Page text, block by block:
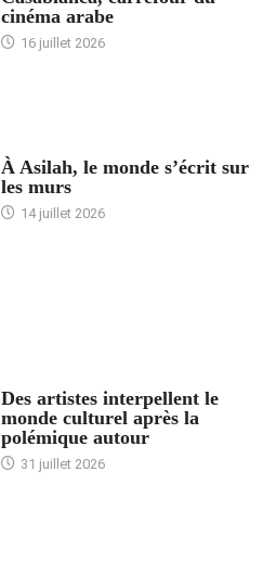
cinéma arabe
16 juillet 2026
À Asilah, le monde s’écrit sur
les murs
14 juillet 2026
Des artistes interpellent le
monde culturel après la
polémique autour
31 juillet 2026